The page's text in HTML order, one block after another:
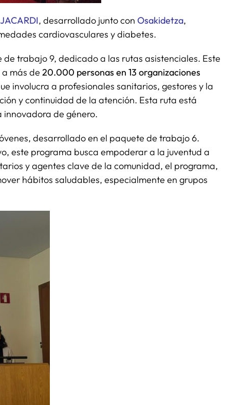
, desarrollado junto con Osakidetza,
cardiovasculares y diabetes.
trabajo 9, dedicado a las rutas asistenciales. Este
más de 20.000 personas en 13 organizaciones
involucra a profesionales sanitarios, gestores y la
y continuidad de la atención. Esta ruta está
de género.
desarrollado en el paquete de trabajo 6.
este programa busca empoderar a la juventud a
y agentes clave de la comunidad, el programa,
hábitos saludables, especialmente en grupos